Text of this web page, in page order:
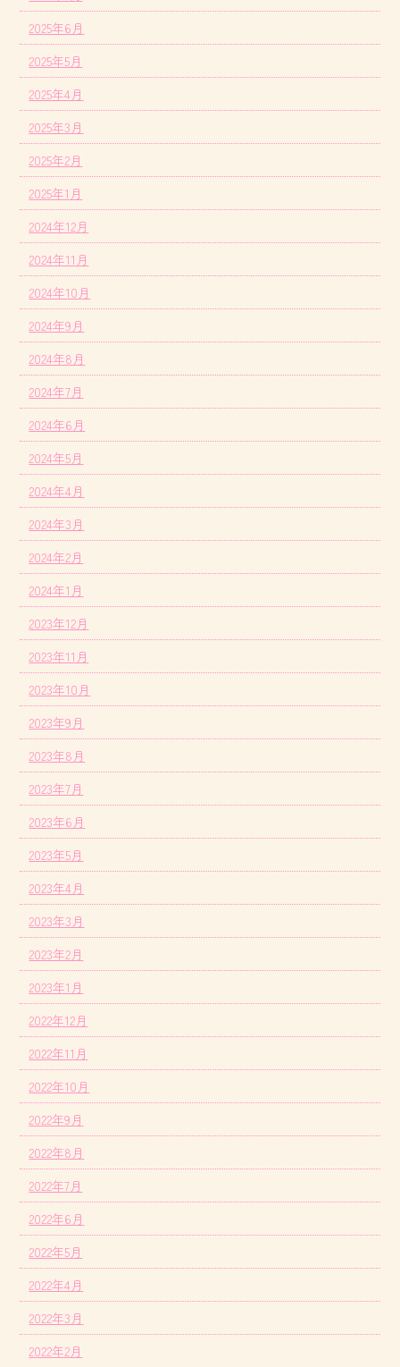
2025年6月
2025年5月
2025年4月
2025年3月
2025年2月
2025年1月
2024年12月
2024年11月
2024年10月
2024年9月
2024年8月
2024年7月
2024年6月
2024年5月
2024年4月
2024年3月
2024年2月
2024年1月
2023年12月
2023年11月
2023年10月
2023年9月
2023年8月
2023年7月
2023年6月
2023年5月
2023年4月
2023年3月
2023年2月
2023年1月
2022年12月
2022年11月
2022年10月
2022年9月
2022年8月
2022年7月
2022年6月
2022年5月
2022年4月
2022年3月
2022年2月